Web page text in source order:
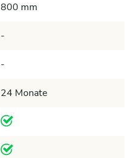
800 mm
-
-
24 Monate